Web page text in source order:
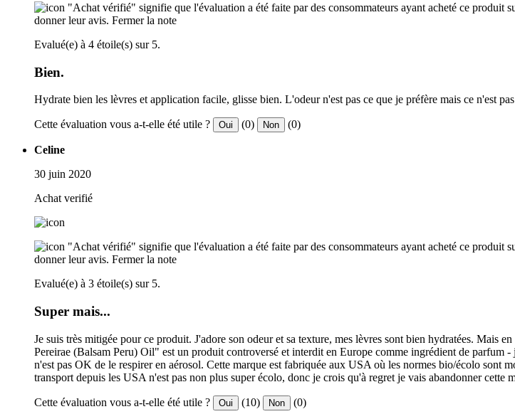
"Achat vérifié" signifie que l'évaluation a été faite par des consommateurs ayant acheté ce
donner leur avis. Fermer la note
Evalué(e) à 4 étoile(s) sur 5.
Bien.
Hydrate bien les lèvres et application facile, glisse bien. L'odeur n'est pas ce que je préfère mais ce n'est
Cette évaluation vous a-t-elle été utile ? Oui (0) Non (0)
Celine
30 juin 2020
Achat verifié
"Achat vérifié" signifie que l'évaluation a été faite par des consommateurs ayant acheté ce
donner leur avis. Fermer la note
Evalué(e) à 3 étoile(s) sur 5.
Super mais...
Je suis très mitigée pour ce produit. J'adore son odeur et sa texture, mes lèvres sont bien hydratées.
Pereirae (Balsam Peru) Oil" est un produit controversé et interdit en Europe comme ingrédient de parfum
n'est pas OK de le respirer en aérosol. Cette marque est fabriquée aux USA où les normes bio/écolo sont
transport depuis les USA n'est pas non plus super écolo, donc je crois qu'à regret je vais abandonner cette
Cette évaluation vous a-t-elle été utile ? Oui (10) Non (0)